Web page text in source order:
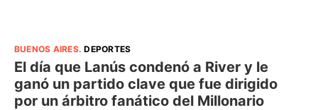
BUENOS AIRES.DEPORTES
El día que Lanús condenó a River y le
ganó un partido clave que fue dirigido
por un árbitro fanático del Millonario